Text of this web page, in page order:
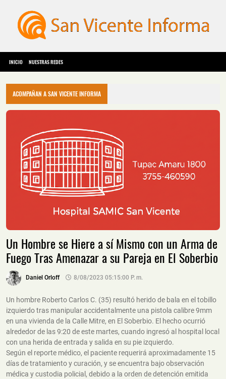
INICIO NUESTRAS REDES
ACOMPAÑAN A SAN VICENTE INFORMA
Un Hombre se Hiere a sí Mismo con un Arma de
Fuego Tras Amenazar a su Pareja en El Soberbio
Daniel Orloff 8/08/2023 05:15:00 P. M.
Un hombre Roberto Carlos C. (35) resultó herido de bala en el tobillo
izquierdo tras manipular accidentalmente una pistola calibre 9mm
en una vivienda de la Calle Mitre, en El Soberbio. El hecho ocurrió
alrededor de las 9:20 de este martes, cuando ingresó al hospital local
con una herida de entrada y salida en su pie izquierdo.
Según el reporte médico, el paciente requerirá aproximadamente 15
días de tratamiento y curación, y se encuentra bajo observación
médica y custodia policial, debido a la orden de detención emitida